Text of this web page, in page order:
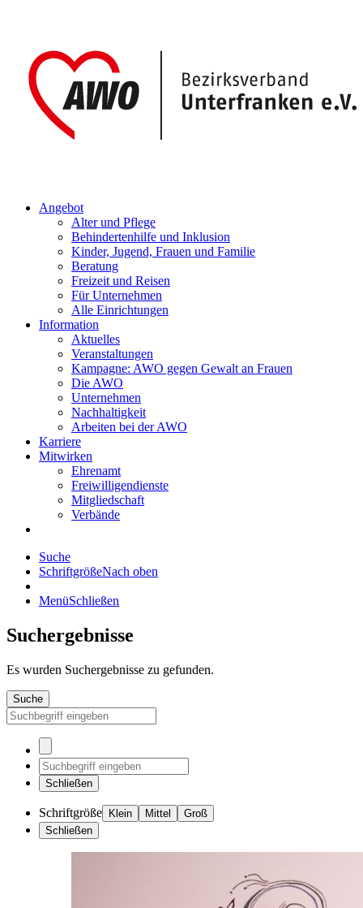
Angebot
Alter und Pflege
Behindertenhilfe und Inklusion
Kinder, Jugend, Frauen und Familie
Beratung
Freizeit und Reisen
Für Unternehmen
Alle Einrichtungen
Information
Aktuelles
Veranstaltungen
Kampagne: AWO gegen Gewalt an Frauen
Die AWO
Unternehmen
Nachhaltigkeit
Arbeiten bei der AWO
Karriere
Mitwirken
Ehrenamt
Freiwilligendienste
Mitgliedschaft
Verbände
Suche
SchriftgrößeNach oben
MenüSchließen
Suchergebnisse
Es wurden Suchergebnisse zu gefunden.
Suche
Schließen
Schriftgröße Klein Mittel
Groß
Schließen